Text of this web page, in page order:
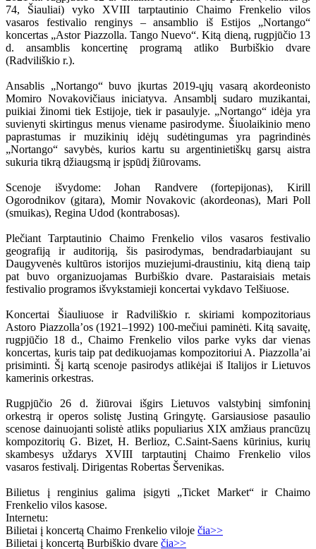
74, Šiauliai) vyko XVIII tarptautinio Chaimo Frenkelio vilos
vasaros festivalio renginys – ansamblio iš Estijos „Nortango“
koncertas „Astor Piazzolla. Tango Nuevo“. Kitą dieną, rugpjūčio 13
d. ansamblis koncertinę programą atliko Burbiškio dvare
(Radviliškio r.).
Ansablis „Nortango“ buvo įkurtas 2019-ųjų vasarą akordeonisto
Momiro Novakovičiaus iniciatyva. Ansamblį sudaro muzikantai,
puikiai žinomi tiek Estijoje, tiek ir pasaulyje. „Nortango“ idėja yra
suvienyti skirtingus menus viename pasirodyme. Šiuolaikinio meno
paprastumas ir muzikinių idėjų sudėtingumas yra pagrindinės
„Nortango“ savybės, kurios kartu su argentinietiškų garsų aistra
sukuria tikrą džiaugsmą ir įspūdį žiūrovams.
Scenoje išvydome: Johan Randvere (fortepijonas), Kirill
Ogorodnikov (gitara), Momir Novakovic (akordeonas), Mari Poll
(smuikas), Regina Udod (kontrabosas).
Plečiant Tarptautinio Chaimo Frenkelio vilos vasaros festivalio
geografiją ir auditoriją, šis pasirodymas, bendradarbiaujant su
Daugyvenės kultūros istorijos muziejumi-draustiniu, kitą dieną taip
pat buvo organizuojamas Burbiškio dvare. Pastaraisiais metais
festivalio programos išvykstamieji koncertai vykdavo Telšiuose.
Koncertai Šiauliuose ir Radviliškio r. skiriami kompozitoriaus
Astoro Piazzollaʼos (1921–1992) 100-mečiui paminėti. Kitą savaitę,
rugpjūčio 18 d., Chaimo Frenkelio vilos parke vyks dar vienas
koncertas, kuris taip pat dedikuojamas kompozitoriui A. Piazzolla’ai
prisiminti. Šį kartą scenoje pasirodys atlikėjai iš Italijos ir Lietuvos
kamerinis orkestras.
Rugpjūčio 26 d. žiūrovai išgirs Lietuvos valstybinį simfoninį
orkestrą ir operos solistę Justiną Gringytę. Garsiausiose pasaulio
scenose dainuojanti solistė atliks populiarius XIX amžiaus prancūzų
kompozitorių G. Bizet, H. Berlioz, C.Saint-Saens kūrinius, kurių
skambesys uždarys XVIII tarptautinį Chaimo Frenkelio vilos
vasaros festivalį. Dirigentas Robertas Šervenikas.
Bilietus į renginius galima įsigyti „Ticket Market“ ir Chaimo
Frenkelio vilos kasose.
Internetu:
Bilietai į koncertą Chaimo Frenkelio viloje čia>>
Bilietai į koncertą Burbiškio dvare čia>>